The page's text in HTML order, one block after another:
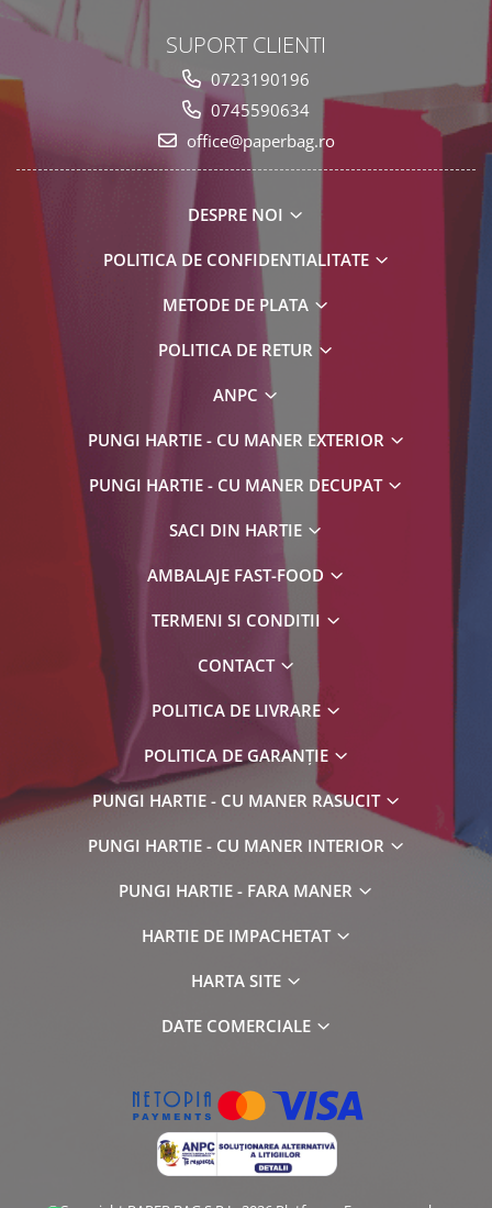
SUPORT CLIENTI
0723190196
0745590634
office@paperbag.ro
DESPRE NOI
POLITICA DE CONFIDENTIALITATE
METODE DE PLATA
POLITICA DE RETUR
ANPC
PUNGI HARTIE - CU MANER EXTERIOR
PUNGI HARTIE - CU MANER DECUPAT
SACI DIN HARTIE
AMBALAJE FAST-FOOD
TERMENI SI CONDITII
CONTACT
POLITICA DE LIVRARE
POLITICA DE GARANȚIE
PUNGI HARTIE - CU MANER RASUCIT
PUNGI HARTIE - CU MANER INTERIOR
PUNGI HARTIE - FARA MANER
HARTIE DE IMPACHETAT
HARTA SITE
DATE COMERCIALE